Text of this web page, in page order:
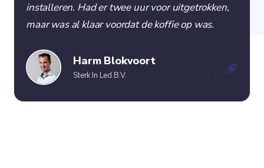
installeren. Had er twee uur voor uitgetrokken,
maar was al klaar voordat de koffie op was.
Harm Blokvoort
Sterk In Led B.V.